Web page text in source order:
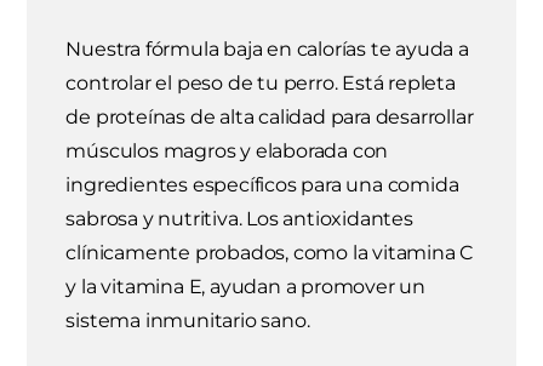
Nuestra fórmula baja en calorías te ayuda a
controlar el peso de tu perro. Está repleta
de proteínas de alta calidad para desarrollar
músculos magros y elaborada con
ingredientes específicos para una comida
sabrosa y nutritiva. Los antioxidantes
clínicamente probados, como la vitamina C
y la vitamina E, ayudan a promover un
sistema inmunitario sano.